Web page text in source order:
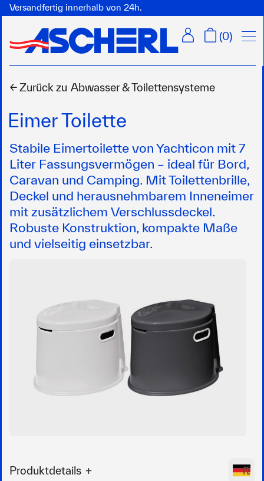
Versandfertig innerhalb von 24h.
(0)
← Zurück zu Abwasser & Toilettensysteme
Eimer Toilette
Stabile Eimertoilette von Yachticon mit 7
Liter Fassungsvermögen – ideal für Bord,
Caravan und Camping. Mit Toilettenbrille,
Deckel und herausnehmbarem Inneneimer
mit zusätzlichem Verschlussdeckel.
Robuste Konstruktion, kompakte Maße
und vielseitig einsetzbar.
Produktdetails